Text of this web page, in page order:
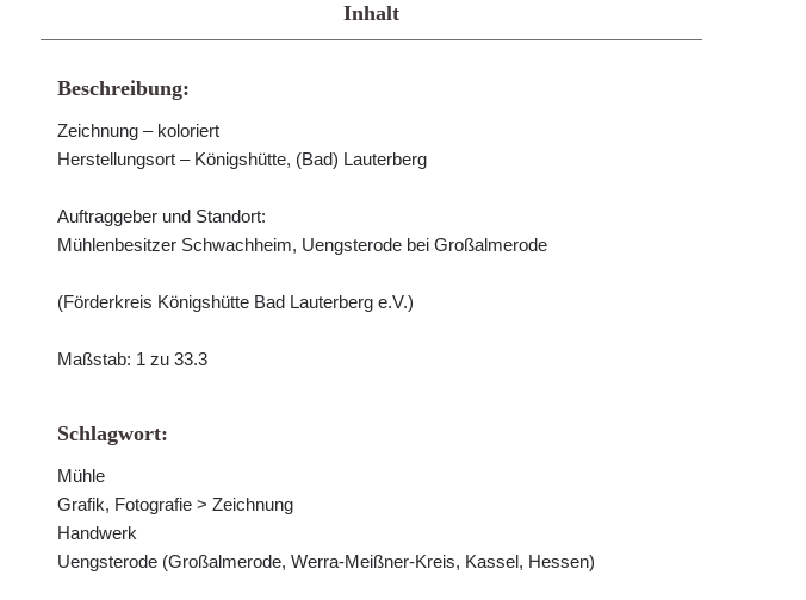
Inhalt
Beschreibung:
Zeichnung – koloriert
Herstellungsort – Königshütte, (Bad) Lauterberg
Auftraggeber und Standort:
Mühlenbesitzer Schwachheim, Uengsterode bei Großalmerode
(Förderkreis Königshütte Bad Lauterberg e.V.)
Maßstab: 1 zu 33.3
Schlagwort:
Mühle
Grafik, Fotografie > Zeichnung
Handwerk
Uengsterode (Großalmerode, Werra-Meißner-Kreis, Kassel, Hessen)